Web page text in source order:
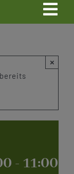
×
- 11:00